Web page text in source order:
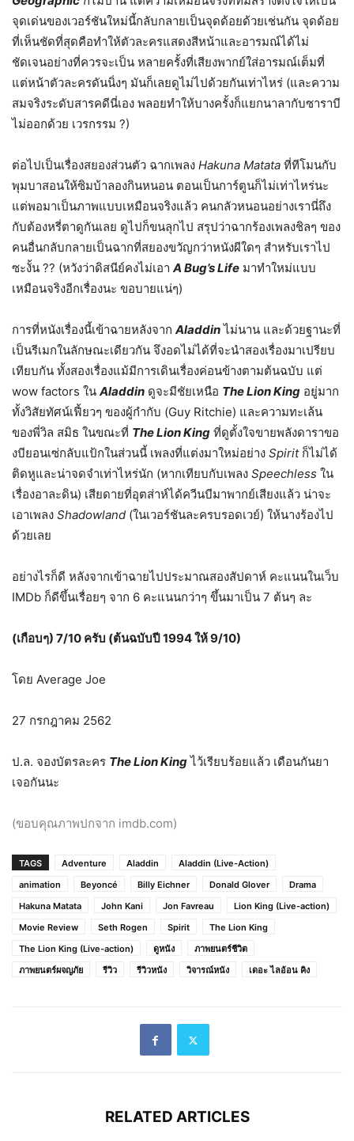
จุดเด่นของเวอร์ชันใหม่นี้กลับกลายเป็นจุดด้อยด้วยเช่นกัน จุดด้อย
ที่เห็นชัดที่สุดคือทำให้ตัวละครแสดงสีหน้าและอารมณ์ได้ไม่
ชัดเจนอย่างที่ควรจะเป็น หลายครั้งที่เสียงพากย์ใส่อารมณ์เต็มที่
แต่หน้าตัวละครดันนิ่งๆ มันก็เลยดูไม่ไปด้วยกันเท่าไหร่ (และความ
สมจริงระดับสารคดีนี่เอง พลอยทำให้บางครั้งก็แยกนาลากับซาราบี
ไม่ออกด้วย เวรกรรม ?)
ต่อไปเป็นเรื่องสยองส่วนตัว ฉากเพลง Hakuna Matata ที่ทีโมนกับ
พุมบาสอนให้ซิมบ้าลองกินหนอน ตอนเป็นการ์ตูนก็ไม่เท่าไหร่นะ
แต่พอมาเป็นภาพแบบเหมือนจริงแล้ว คนกลัวหนอนอย่างเรานี่ถึง
กับต้องหรี่ตาดูกันเลย ดูไปก็ขนลุกไป สรุปว่าฉากร้องเพลงชิลๆ ของ
คนอื่นกลับกลายเป็นฉากที่สยองขวัญกว่าหนังผีใดๆ สำหรับเราไป
ซะงั้น ?? (หวังว่าดิสนีย์คงไม่เอา A Bug’s Life มาทำใหม่แบบ
เหมือนจริงอีกเรื่องนะ ขอบายแน่ๆ)
การที่หนังเรื่องนี้เข้าฉายหลังจาก Aladdinไม่นาน และด้วยฐานะที่
เป็นรีเมกในลักษณะเดียวกัน จึงอดไม่ได้ที่จะนำสองเรื่องมาเปรียบ
เทียบกัน ทั้งสองเรื่องแม้มีการเดินเรื่องค่อนข้างตามต้นฉบับ แต่
wow factors ใน Aladdin ดูจะมีชัยเหนือ The Lion King อยู่มาก
ทั้งวิสัยทัศน์เฟี้ยวๆ ของผู้กำกับ (Guy Ritchie) และความทะเล้น
ของพี่วิล สมิธ ในขณะที่ The Lion King ที่ดูตั้งใจขายพลังดาราขอ
งบียอนเซ่กลับแป้กในส่วนนี้ เพลงที่แต่งมาใหม่อย่าง Spiritก็ไม่ได้
ติดหูและน่าจดจำเท่าไหร่นัก (หากเทียบกับเพลง Speechless ใน
เรื่องอาละดิน) เสียดายที่อุตส่าห์ได้ควีนบีมาพากย์เสียงแล้ว น่าจะ
เอาเพลง Shadowland (ในเวอร์ชันละครบรอดเวย์) ให้นางร้องไป
ด้วยเลย
อย่างไรก็ดี หลังจากเข้าฉายไปประมาณสองสัปดาห์ คะแนนในเว็บ
IMDb ก็ดีขึ้นเรื่อยๆ จาก 6 คะแนนกว่าๆ ขึ้นมาเป็น 7 ต้นๆ ละ
(เกือบๆ) 7/10 ครับ (ต้นฉบับปี 1994 ให้ 9/10)
โดย Average Joe
27 กรกฎาคม 2562
ป.ล. จองบัตรละคร The Lion Kingไว้เรียบร้อยแล้ว เดือนกันยา
เจอกันนะ
(ขอบคุณภาพปกจาก imdb.com)
TAGS Adventure Aladdin
Aladdin (Live-Action)
animation
Beyoncé Billy Eichner Donald Glover
Drama
Hakuna Matata
John Kani Jon Favreau
Lion King (Live-action)
Movie Review
Seth Rogen Spirit
The Lion King
The Lion King (Live-action)
ดูหนัง
ภาพยนตร์ชีวิต
ภาพยนตร์ผจญภัย
รีวิว รีวิวหนัง วิจารณ์หนัง เดอะ ไลอ้อน คิง
RELATED ARTICLES